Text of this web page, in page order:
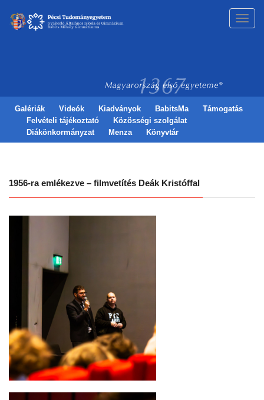
Galériák Videók Kiadványok BabitsMa
Támogatás
Felvételi tájékoztató
Közösségi szolgálat
Diákönkormányzat
Menza Könyvtár
1956-ra emlékezve – filmvetítés Deák Kristóffal